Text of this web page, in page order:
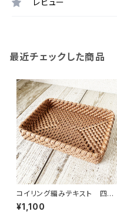
レビュー
最近チェックした商品
コイリング編みテキスト 四角ト
レー
¥1,100